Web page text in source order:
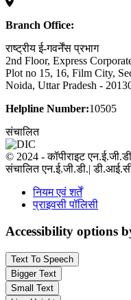
Branch Office:
राष्ट्रीय ई-गवर्नेंस प्रभाग
2nd Floor, Express
Plot no 15, 16, Film City,
Noida, Uttar Pradesh -
Helpline Number:10505
संचालित
© 2024 - कॉपीराइट
संचालित एन.ई.जी.डी.|
नियम एवं शर्तें
प्राइवसी पॉलिसी
Accessibility options
Text To Speech
Bigger Text
Small Text